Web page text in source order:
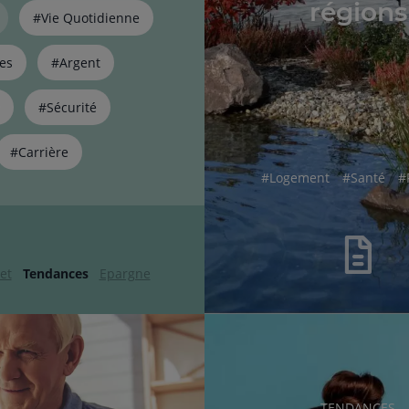
#Vie Quotidienne
#Argent
#Sécurité
#Carrière
Tendances Epargne
régions
hashtag
#Logement hashtag
#Santé #